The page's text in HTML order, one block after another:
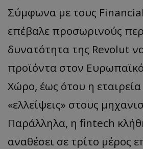
Σύμφωνα με τους
επέβαλε προσωρινούς
δυνατότητα της Revolut
προϊόντα στον
Χώρο, έως ότου η
«ελλείψεις» στους
Παράλληλα, η fintech
αναθέσει σε τρίτο μέρος